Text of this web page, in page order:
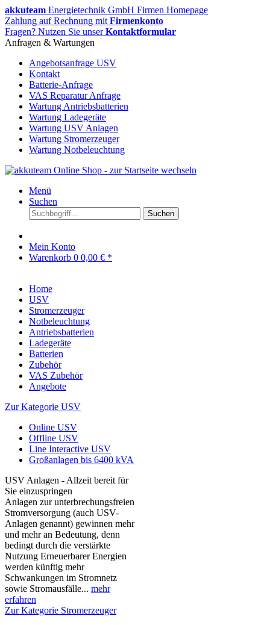
akkuteam Energietechnik GmbH Firmen Homepage
Zahlung auf Rechnung mit Firmenkonto
Fragen? Nutzen Sie unserKontaktformular
Anfragen & Wartungen
Angebotsanfrage USV
Kontakt
Batterie-Anfrage
VAS Reparatur Anfrage
Wartung Antriebsbatterien
Wartung Ladegeräte
Wartung USV Anlagen
Wartung Stromerzeuger
Wartung Notbeleuchtung
Menü
Suchen
Suchen
Mein Konto
Warenkorb 0 0,00 € *
Home
USV
Stromerzeuger
Notbeleuchtung
Antriebsbatterien
Ladegeräte
Batterien
Zubehör
VAS Zubehör
Angebote
Zur Kategorie USV
Online USV
Offline USV
Line Interactive USV
Großanlagen bis 6400 kVA
USV Anlagen - Allzeit bereit für
Sie einzuspringen
Anlagen zur unterbrechungsfreien
Stromversorgung (auch USV-
Anlagen genannt) gewinnen mehr
und mehr an Bedeutung, denn
bedingt durch die verstärkte
Nutzung Erneuerbarer Energien
werden künftig mehr
Schwankungen im Stromnetz
sowie Stromausfälle... mehr
erfahren
Zur Kategorie Stromerzeuger